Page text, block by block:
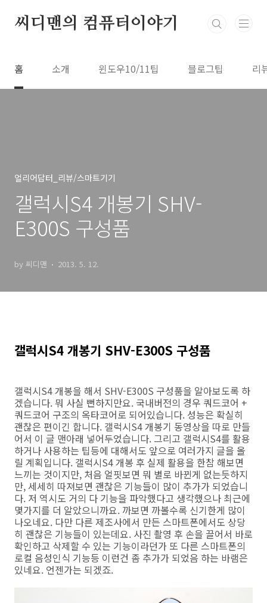
씨디맨의 컴퓨터이야기
홈 소개 윈도우10/11팁 블로그팁 리
얼리어답터_리뷰/스마트기기
갤럭시S4 개봉기 SHV-
E300S 구성품
by 씨디맨 2013. 5. 12.
갤럭시S4 개봉기 SHV-E300S 구성품
갤럭시S4 개봉을 해서 SHV-E300S 구성품을 알아보도록 하
겠습니다. 뭐 사실 뻔하지만요. 국내버전의 경우 쿼드코어 +
쿼드코어 구조의 옥타코어로 되어있습니다. 성능은 확실히
괜찮은 편이긴 합니다. 갤럭시S4 개봉기 동영상을 따로 만들
어서 이 글 맨아래 넣어두었습니다. 그리고 갤럭시S4를 활용
하거나 사용하는 팁등에 대해서도 앞으로 여러가지 글을 올
릴 계획입니다. 갤럭시S4 개봉 후 실제 활용을 한참 해보면
느끼는 것이지만, 처음 얼핏보면 뭐 별로 바뀐게 없는듯하지
만, 세세히 따져보면 괜찮은 기능들이 많이 추가가 되었습니
다. 저 역시도 거의 다 기능을 파악했다고 생각했으나 최근에
몇가지를 더 알았으니까요. 까보면 까볼수록 신기한게 많이
나오네요. 다만 다른 제조사에서 만든 스마트폰에서도 상당
히 괜찮은 기능들이 있는데요. 사진 촬영 후 손을 끌어서 바로
확인하고 삭제할 수 있는 기능이라던가 또 다른 스마트폰의
로컬 음성인식 기능등 이런건 좀 추가가 되었음 하는 바램은
있네요. 언젠가는 되겠죠.